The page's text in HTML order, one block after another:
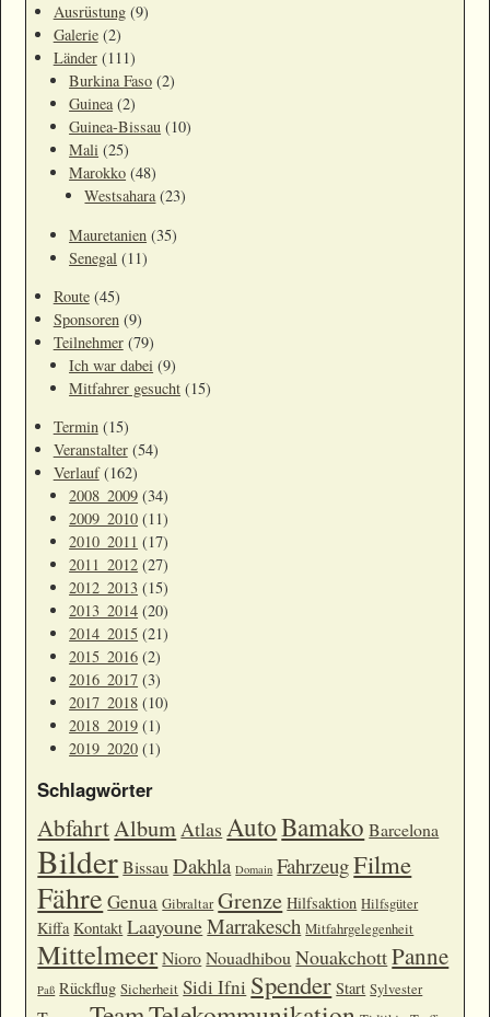
Ausrüstung(9)
Galerie(2)
Länder(111)
Burkina Faso (2)
Guinea(2)
Guinea-Bissau (10)
Mali (25)
Marokko (48)
Westsahara(23)
Mauretanien (35)
Senegal (11)
Route(45)
Sponsoren(9)
Teilnehmer(79)
Ich war dabei (9)
Mitfahrer gesucht (15)
Termin(15)
Veranstalter(54)
Verlauf(162)
2008_2009 (34)
2009_2010 (11)
2010_2011 (17)
2011_2012 (27)
2012_2013 (15)
2013_2014 (20)
2014_2015 (21)
2015_2016 (2)
2016_2017 (3)
2017_2018 (10)
2018_2019 (1)
2019_2020 (1)
Schlagwörter
AbfahrtAlbumAtlas AutoBamako Barcelona
Bilder Bissau Dakhla Domain FahrzeugFilme
Fähre Genua Gibraltar Grenze Hilfsaktion Hilfsgüter
Kiffa Kontakt LaayouneMarrakesch Mitfahrgelegenheit
Mittelmeer Nioro Nouadhibou NouakchottPanne
Paß Rückflug Sicherheit Sidi Ifni Spender Start Sylvester